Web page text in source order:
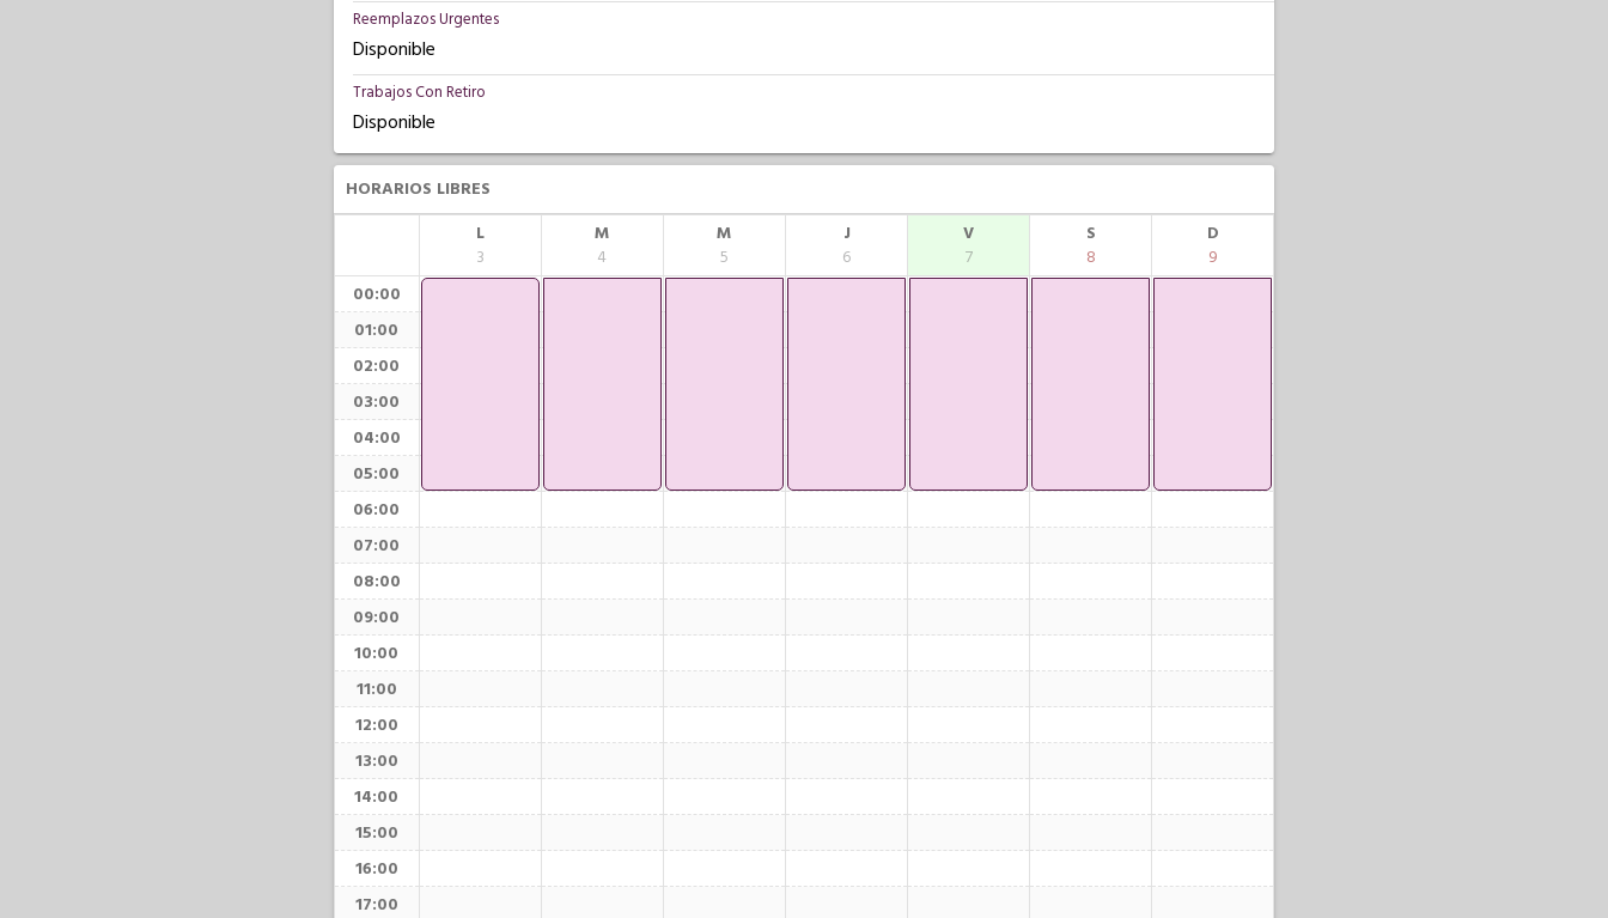
Reemplazos Urgentes
Disponible
Trabajos Con Retiro
Disponible
HORARIOS LIBRES
L
3
M
4
M
5
J
6
V
7
S
8
D
9
00:00
01:00
02:00
03:00
04:00
05:00
06:00
07:00
08:00
09:00
10:00
11:00
12:00
13:00
14:00
15:00
16:00
17:00